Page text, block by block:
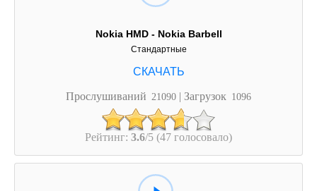
Nokia HMD - Nokia Barbell
Стандартные
Прослушиваний 21090 | Загрузок 1096
Рейтинг: 3.6/5 (47 голосовало)